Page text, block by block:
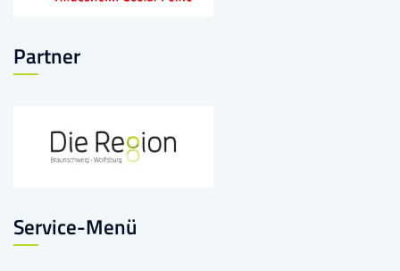
Partner
Service-Menü